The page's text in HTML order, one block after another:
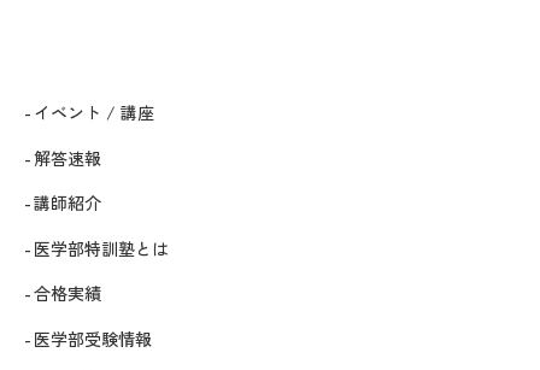
イベント / 講座
解答速報
講師紹介
医学部特訓塾とは
合格実績
医学部受験情報